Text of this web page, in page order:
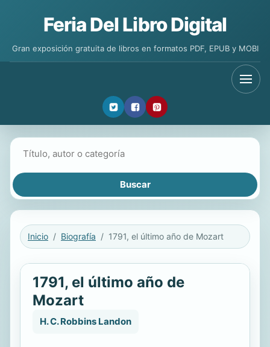
Feria Del Libro Digital
Gran exposición gratuita de libros en formatos PDF, EPUB y MOBI
Inicio Biografía 1791, el último año de Mozart
1791, el último año de
Mozart
H. C. Robbins Landon